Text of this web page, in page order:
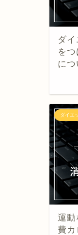
ダ
を
につ
ダイエ
運動
費